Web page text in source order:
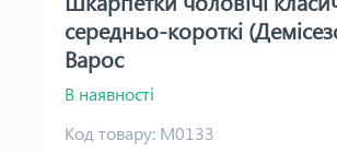
середньо-короткі
Варос
В наявності
Код товару: М0133